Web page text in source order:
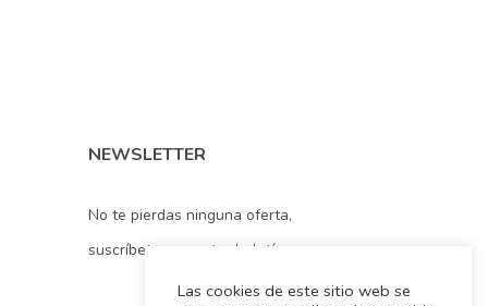
NEWSLETTER
No te pierdas ninguna oferta,
suscríbete a nuestro boletín
Las cookies de este sitio web se